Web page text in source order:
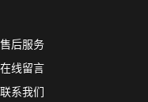
后服务
在线留言
联系我们